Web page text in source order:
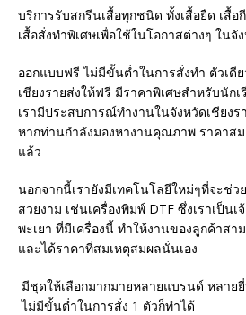
บริการรับสกรีนเสื้อทุกชนิด ทั้งเสื้อยืด เสื้อ
เสื้อสั่งทำพิเศษเพื่อใช้ในโอกาสต่างๆ ในจั
ออกแบบฟรี ไม่มีขั้นต่ำในการสั่งทำ ตัวเดีย
เชียงรายส่งให้ฟรี มีราคาพิเศษสำหรับนัก
เรามีประสบการณ์ทำงานในจังหวัดเชียงร
หากท่านกำลังมองหางานคุณภาพ ราคาส
แล้ว
นอกจากนี้เรายังมีเทคโนโลยีใหม่ๆที่จะช่ว
สวยงาม เช่นเครื่องพิมพ์ DTF ซึ่งเราเป็นเ
พะเยา ที่มีเครื่องนี้ ทำให้งานของลูกค้าส
และได้ราคาที่สมเหตุสมผลนั่นเอง
มีชุดให้เลือกมากมายหลายแบรนด์ หลาย
ไม่มีขั้นต่ำในการสั่ง 1 ตัวก็ทำได้